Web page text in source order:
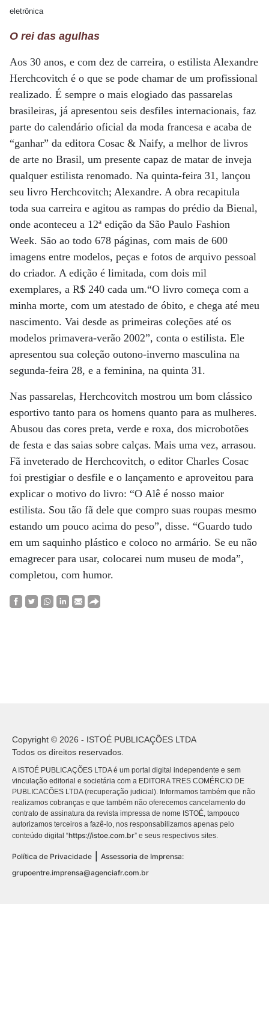
eletrônica
O rei das agulhas
Aos 30 anos, e com dez de carreira, o estilista Alexandre
Herchcovitch é o que se pode chamar de um profissional
realizado. É sempre o mais elogiado das passarelas
brasileiras, já apresentou seis desfiles internacionais, faz
parte do calendário oficial da moda francesa e acaba de
“ganhar” da editora Cosac & Naify, a melhor de livros
de arte no Brasil, um presente capaz de matar de inveja
qualquer estilista renomado. Na quinta-feira 31, lançou
seu livro Herchcovitch; Alexandre. A obra recapitula
toda sua carreira e agitou as rampas do prédio da Bienal,
onde aconteceu a 12ª edição da São Paulo Fashion
Week. São ao todo 678 páginas, com mais de 600
imagens entre modelos, peças e fotos de arquivo pessoal
do criador. A edição é limitada, com dois mil
exemplares, a R$ 240 cada um.“O livro começa com a
minha morte, com um atestado de óbito, e chega até meu
nascimento. Vai desde as primeiras coleções até os
modelos primavera-verão 2002”, conta o estilista. Ele
apresentou sua coleção outono-inverno masculina na
segunda-feira 28, e a feminina, na quinta 31.
Nas passarelas, Herchcovitch mostrou um bom clássico
esportivo tanto para os homens quanto para as mulheres.
Abusou das cores preta, verde e roxa, dos microbotões
de festa e das saias sobre calças. Mais uma vez, arrasou.
Fã inveterado de Herchcovitch, o editor Charles Cosac
foi prestigiar o desfile e o lançamento e aproveitou para
explicar o motivo do livro: “O Alê é nosso maior
estilista. Sou tão fã dele que compro suas roupas mesmo
estando um pouco acima do peso”, disse. “Guardo tudo
em um saquinho plástico e coloco no armário. Se eu não
emagrecer para usar, colocarei num museu de moda”,
completou, com humor.
Copyright © 2026 - ISTOÉ PUBLICAÇÕES LTDA
Todos os direitos reservados.
A ISTOÉ PUBLICAÇÕES LTDA é um portal digital independente e sem
vinculação editorial e societária com a EDITORA TRES COMÉRCIO DE
PUBLICACÕES LTDA (recuperação judicial). Informamos também que não
realizamos cobranças e que também não oferecemos cancelamento do
contrato de assinatura da revista impressa de nome ISTOÉ, tampouco
autorizamos terceiros a fazê-lo, nos responsabilizamos apenas pelo
conteúdo digital “https://istoe.com.br” e seus respectivos sites.
Política de Privacidade
Assessoria de Imprensa:
grupoentre.imprensa@agenciafr.com.br